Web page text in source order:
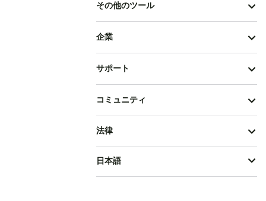
その他のツール
企業
サポート
コミュニティ
法律
日本語